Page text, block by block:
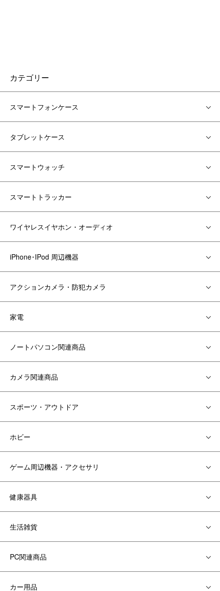
カテゴリー
スマートフォンケース
タブレットケース
スマートウォッチ
スマートトラッカー
ワイヤレスイヤホン・オーディオ
iPhone･IPod 周辺機器
アクションカメラ・防犯カメラ
家電
ノートパソコン関連商品
カメラ関連商品
スポーツ・アウトドア
ホビー
ゲーム周辺機器・アクセサリ
健康器具
生活雑貨
PC関連商品
カー用品